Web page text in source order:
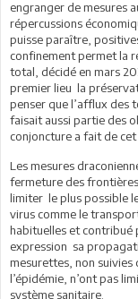
engranger de mesures
répercussions
puisse paraître,
confinement permet la
total, décidé en mars
premier lieu la
penser que l’afflux des
faisait aussi partie des
conjoncture a fait de
Les mesures
fermeture des
limiter le plus possible
virus comme le
habituelles et contribué
expression sa
mesurettes, non
l’épidémie, n’ont pas
système sanitaire.